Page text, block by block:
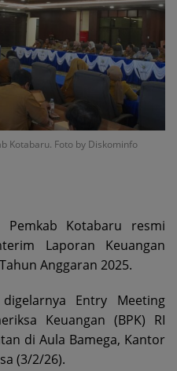
Kotabaru. Foto by Diskominfo
Kotabaru resmi
Laporan Keuangan
Anggaran 2025.
Entry Meeting
Keuangan (BPK) RI
di Aula Bamega, Kantor
(3/2/26).